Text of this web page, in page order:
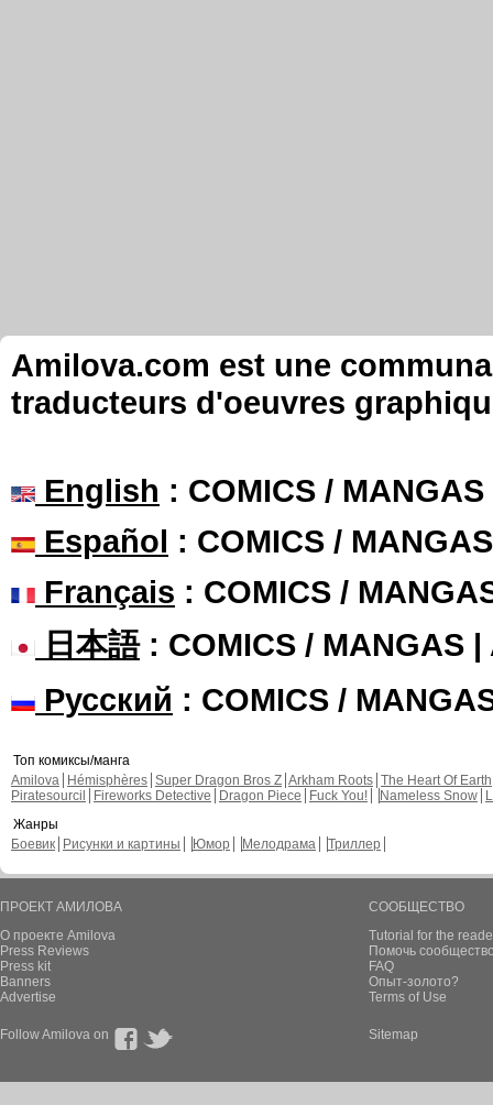
Amilova.com est une
traducteurs d'oeuvres
English : COMICS /
Español : COMICS /
Français : COMICS /
日本語: COMICS / MANGAS |
Русский : COMICS /
Топ комиксы/манга
Amilova
Hémisphères Super Dragon Bros Z Arkham Roots The Heart Of Earth
Piratesourcil
Fireworks Detective Dragon Piece Fuck You! Nameless Snow
Жанры
Боевик
Рисунки и картины Юмор Мелодрама Триллер
ПРОЕКТ АМИЛОВА
О проекте Amilova
Press Reviews
Press kit
Banners
Advertise
СООБЩЕСТВО
Tutorial for the
Помочь
FAQ
Опыт-золото?
Terms of Use
Follow Amilova on Sitemap